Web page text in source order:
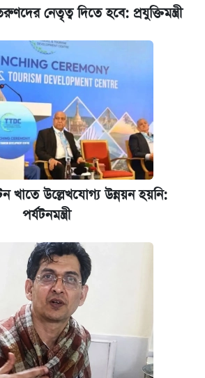
নেতৃত্ব দিতে হবে: প্রযুক্তিমন্ত্রী
খাতে উল্লেখযোগ্য উন্নয়ন হয়নি:
পর্যটনমন্ত্রী